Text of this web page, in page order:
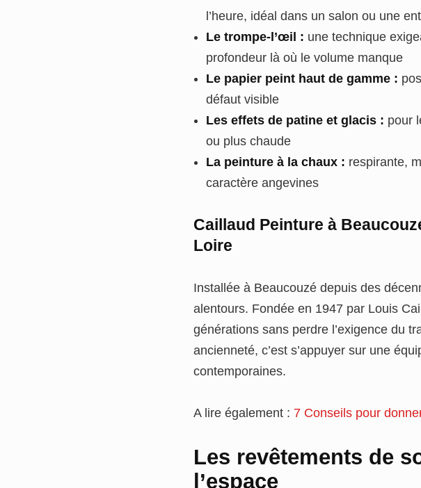
l’heure, idéal dans un salon ou une
Le trompe-l’œil : une technique
profondeur là où le volume manque
Le papier peint haut de gamme :
défaut visible
Les effets de patine et glacis : pour
ou plus chaude
La peinture à la chaux : respirante,
caractère angevines
Caillaud Peinture à
Loire
Installée à Beaucouzé depuis des
alentours. Fondée en 1947 par Louis
générations sans perdre l’exigence du
ancienneté, c’est s’appuyer sur une
contemporaines.
A lire également : 7 Conseils pour
Les revêtements de
l’espace